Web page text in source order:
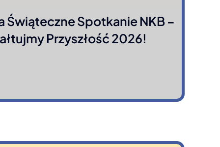
Świąteczne Spotkanie NKB –
Przyszłość 2026!